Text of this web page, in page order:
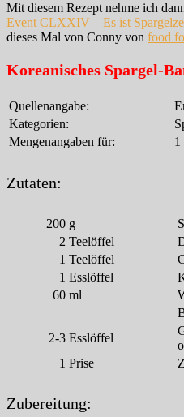
Mit diesem Rezept nehme ich
Event CLXXIV – Es ist
dieses Mal von Conny von food
Koreanisches Spargel-
Quellenangabe:
Kategorien:
Mengenangaben für:
1
Zutaten:
200 g
2 Teelöffel
1 Teelöffel
1 Esslöffel
60 ml
2-3 Esslöffel
1 Prise
Zubereitung: